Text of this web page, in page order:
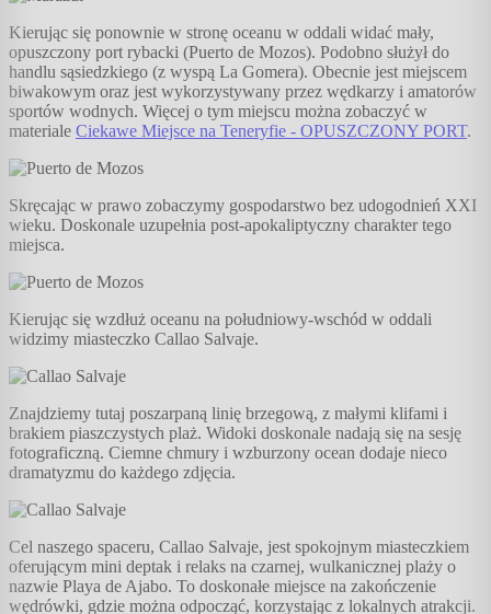
Kierując się ponownie w stronę oceanu w oddali widać mały,
opuszczony port rybacki (Puerto de Mozos). Podobno służył do
handlu sąsiedzkiego (z wyspą La Gomera). Obecnie jest miejscem
biwakowym oraz jest wykorzystywany przez wędkarzy i amatorów
sportów wodnych. Więcej o tym miejscu można zobaczyć w
materiale Ciekawe Miejsce na Teneryfie - OPUSZCZONY PORT.
Skręcając w prawo zobaczymy gospodarstwo bez udogodnień XXI
wieku. Doskonale uzupełnia post-apokaliptyczny charakter tego
miejsca.
Kierując się wzdłuż oceanu na południowy-wschód w oddali
widzimy miasteczko Callao Salvaje.
Znajdziemy tutaj poszarpaną linię brzegową, z małymi klifami i
brakiem piaszczystych plaż. Widoki doskonale nadają się na sesję
fotograficzną. Ciemne chmury i wzburzony ocean dodaje nieco
dramatyzmu do każdego zdjęcia.
Cel naszego spaceru, Callao Salvaje, jest spokojnym miasteczkiem
oferującym mini deptak i relaks na czarnej, wulkanicznej plaży o
nazwie Playa de Ajabo. To doskonałe miejsce na zakończenie
wędrówki, gdzie można odpocząć, korzystając z lokalnych atrakcji.